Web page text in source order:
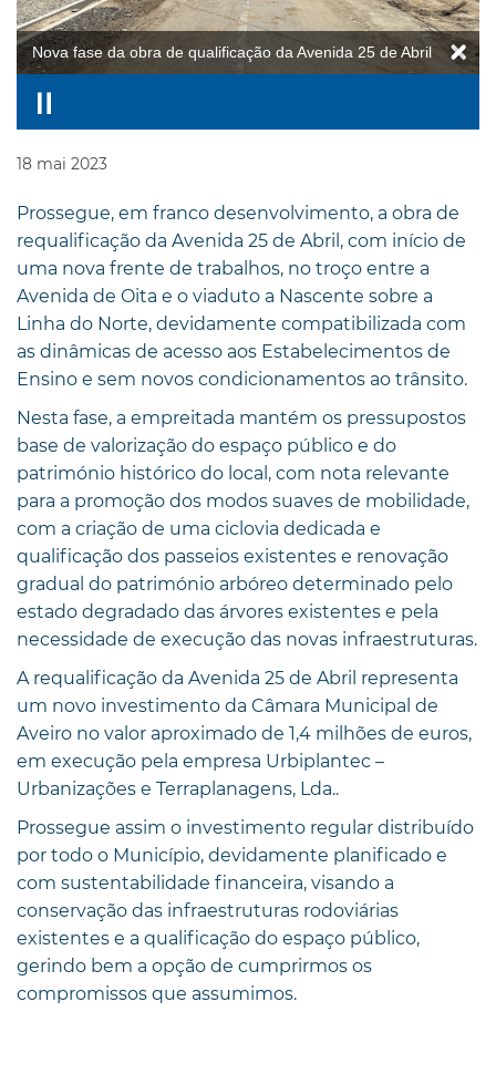
Nova fase da obra de qualificação da Avenida 25 de Abril
18 mai 2023
Prossegue, em franco desenvolvimento, a obra de
requalificação da Avenida 25 de Abril, com início de
uma nova frente de trabalhos, no troço entre a
Avenida de Oita e o viaduto a Nascente sobre a
Linha do Norte, devidamente compatibilizada com
as dinâmicas de acesso aos Estabelecimentos de
Ensino e sem novos condicionamentos ao trânsito.
Nesta fase, a empreitada mantém os pressupostos
base de valorização do espaço público e do
património histórico do local, com nota relevante
para a promoção dos modos suaves de mobilidade,
com a criação de uma ciclovia dedicada e
qualificação dos passeios existentes e renovação
gradual do património arbóreo determinado pelo
estado degradado das árvores existentes e pela
necessidade de execução das novas infraestruturas.
A requalificação da Avenida 25 de Abril representa
um novo investimento da Câmara Municipal de
Aveiro no valor aproximado de 1,4 milhões de euros,
em execução pela empresa Urbiplantec –
Urbanizações e Terraplanagens, Lda..
Prossegue assim o investimento regular distribuído
por todo o Município, devidamente planificado e
com sustentabilidade financeira, visando a
conservação das infraestruturas rodoviárias
existentes e a qualificação do espaço público,
gerindo bem a opção de cumprirmos os
compromissos que assumimos.